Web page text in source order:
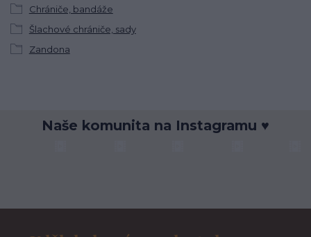
Chrániče, bandáže
Šlachové chrániče, sady
Zandona
Naše komunita na Instagramu ♥